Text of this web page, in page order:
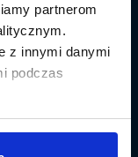
partnerom
z innymi danymi
podczas